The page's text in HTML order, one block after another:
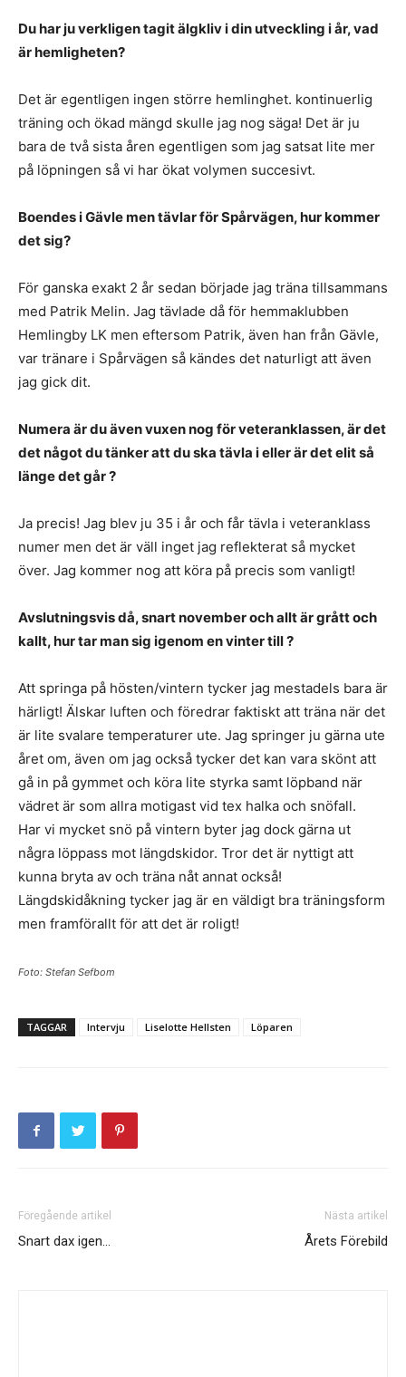
Du har ju verkligen tagit älgkliv i din utveckling i år, vad
är hemligheten?
Det är egentligen ingen större hemlinghet. kontinuerlig
träning och ökad mängd skulle jag nog säga! Det är ju
bara de två sista åren egentligen som jag satsat lite mer
på löpningen så vi har ökat volymen succesivt.
Boendes i Gävle men tävlar för Spårvägen, hur kommer
det sig?
För ganska exakt 2 år sedan började jag träna tillsammans
med Patrik Melin. Jag tävlade då för hemmaklubben
Hemlingby LK men eftersom Patrik, även han från Gävle,
var tränare i Spårvägen så kändes det naturligt att även
jag gick dit.
Numera är du även vuxen nog för veteranklassen, är det
det något du tänker att du ska tävla i eller är det elit så
länge det går ?
Ja precis! Jag blev ju 35 i år och får tävla i veteranklass
numer men det är väll inget jag reflekterat så mycket
över. Jag kommer nog att köra på precis som vanligt!
Avslutningsvis då, snart november och allt är grått och
kallt, hur tar man sig igenom en vinter till ?
Att springa på hösten/vintern tycker jag mestadels bara är
härligt! Älskar luften och föredrar faktiskt att träna när det
är lite svalare temperaturer ute. Jag springer ju gärna ute
året om, även om jag också tycker det kan vara skönt att
gå in på gymmet och köra lite styrka samt löpband när
vädret är som allra motigast vid tex halka och snöfall.
Har vi mycket snö på vintern byter jag dock gärna ut
några löppass mot längdskidor. Tror det är nyttigt att
kunna bryta av och träna nåt annat också!
Längdskidåkning tycker jag är en väldigt bra träningsform
men framförallt för att det är roligt!
Foto: Stefan Sefbom
TAGGAR Intervju Liselotte Hellsten Löparen
Föregående artikel
Snart dax igen…
Nästa artikel
Årets Förebild